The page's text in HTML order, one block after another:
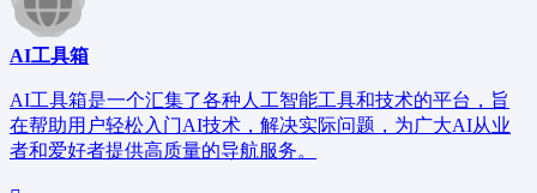
AI工具箱
AI工具箱是一个汇集了各种人工智能工具和技术的平台，旨
在帮助用户轻松入门AI技术，解决实际问题，为广大AI从业
者和爱好者提供高质量的导航服务。